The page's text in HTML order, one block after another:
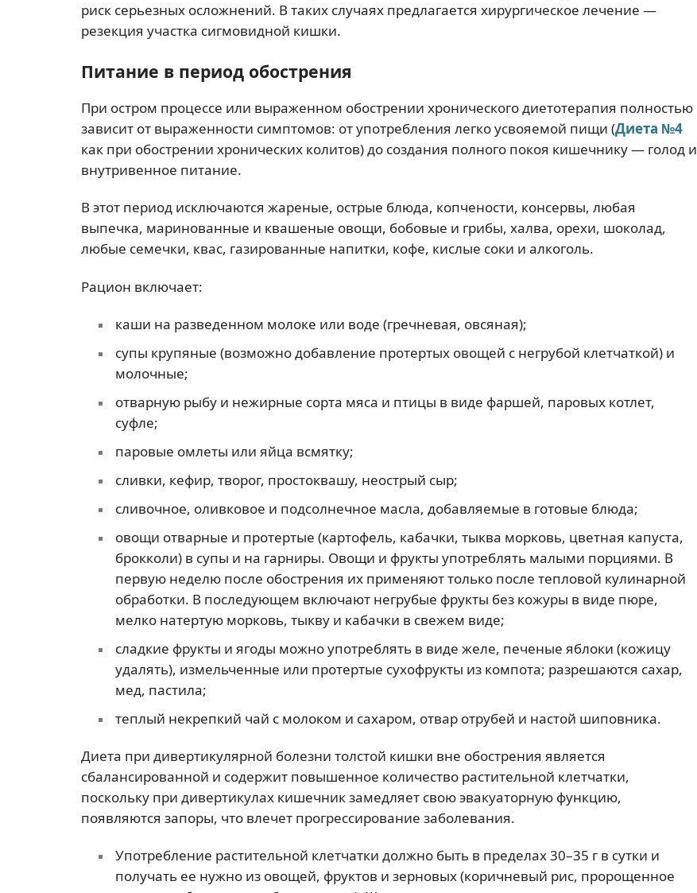
риск серьезных осложнений. В таких случаях предлагается хирургическое лечение —
резекция участка сигмовидной кишки.
Питание в период обострения
При остром процессе или выраженном обострении хронического диетотерапия полностью
зависит от выраженности симптомов: от употребления легко усвояемой пищи (Диета №4
как при обострении хронических колитов) до создания полного покоя кишечнику — голод и
внутривенное питание.
В этот период исключаются жареные, острые блюда, копчености, консервы, любая
выпечка, маринованные и квашеные овощи, бобовые и грибы, халва, орехи, шоколад,
любые семечки, квас, газированные напитки, кофе, кислые соки и алкоголь.
Рацион включает:
каши на разведенном молоке или воде (гречневая, овсяная);
супы крупяные (возможно добавление протертых овощей с негрубой клетчаткой) и
молочные;
отварную рыбу и нежирные сорта мяса и птицы в виде фаршей, паровых котлет,
суфле;
паровые омлеты или яйца всмятку;
сливки, кефир, творог, простоквашу, неострый сыр;
сливочное, оливковое и подсолнечное масла, добавляемые в готовые блюда;
овощи отварные и протертые (картофель, кабачки, тыква морковь, цветная капуста,
брокколи) в супы и на гарниры. Овощи и фрукты употреблять малыми порциями. В
первую неделю после обострения их применяют только после тепловой кулинарной
обработки. В последующем включают негрубые фрукты без кожуры в виде пюре,
мелко натертую морковь, тыкву и кабачки в свежем виде;
сладкие фрукты и ягоды можно употреблять в виде желе, печеные яблоки (кожицу
удалять), измельченные или протертые сухофрукты из компота; разрешаются сахар,
мед, пастила;
теплый некрепкий чай с молоком и сахаром, отвар отрубей и настой шиповника.
Диета при дивертикулярной болезни толстой кишки вне обострения является
сбалансированной и содержит повышенное количество растительной клетчатки,
поскольку при дивертикулах кишечник замедляет свою эвакуаторную функцию,
появляются запоры, что влечет прогрессирование заболевания.
Употребление растительной клетчатки должно быть в пределах 30–35 г в сутки и
получать ее нужно из овощей, фруктов и зерновых (коричневый рис, пророщенное